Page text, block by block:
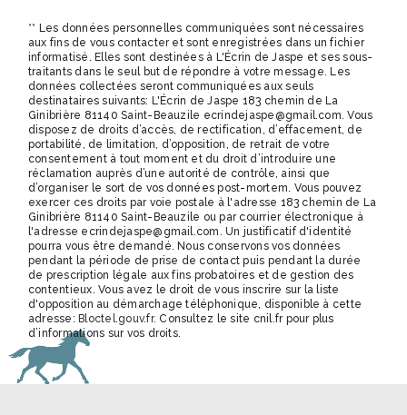
** Les données personnelles communiquées sont nécessaires
aux fins de vous contacter et sont enregistrées dans un fichier
informatisé. Elles sont destinées à L'Écrin de Jaspe et ses sous-
traitants dans le seul but de répondre à votre message. Les
données collectées seront communiquées aux seuls
destinataires suivants: L'Écrin de Jaspe 183 chemin de La
Ginibrière 81140 Saint-Beauzile ecrindejaspe@gmail.com. Vous
disposez de droits d’accès, de rectification, d’effacement, de
portabilité, de limitation, d’opposition, de retrait de votre
consentement à tout moment et du droit d’introduire une
réclamation auprès d’une autorité de contrôle, ainsi que
d’organiser le sort de vos données post-mortem. Vous pouvez
exercer ces droits par voie postale à l'adresse 183 chemin de La
Ginibrière 81140 Saint-Beauzile ou par courrier électronique à
l'adresse ecrindejaspe@gmail.com. Un justificatif d'identité
pourra vous être demandé. Nous conservons vos données
pendant la période de prise de contact puis pendant la durée
de prescription légale aux fins probatoires et de gestion des
contentieux. Vous avez le droit de vous inscrire sur la liste
d'opposition au démarchage téléphonique, disponible à cette
adresse: Bloctel.gouv.fr. Consultez le site cnil.fr pour plus
d’informations sur vos droits.